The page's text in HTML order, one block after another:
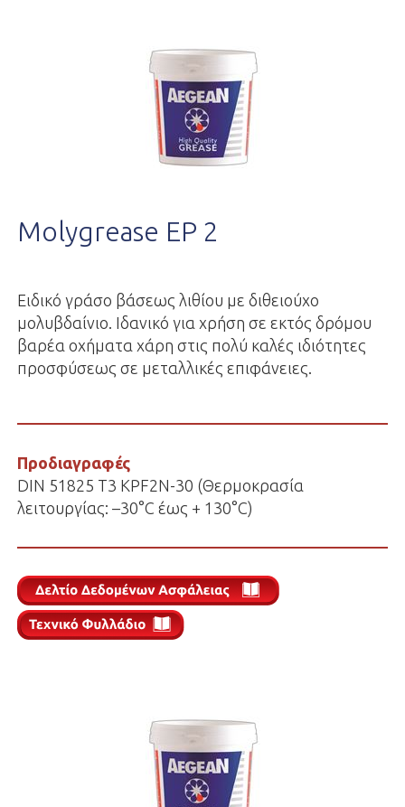
Molygrease EP 2
Ειδικό γράσο βάσεως λιθίου με διθειούχο
μολυβδαίνιο. Ιδανικό για χρήση σε εκτός δρόμου
βαρέα οχήματα χάρη στις πολύ καλές ιδιότητες
προσφύσεως σε μεταλλικές επιφάνειες.
Προδιαγραφές
DIN 51825 T3 KPF2N-30 (Θερμοκρασία
λειτουργίας: –30°C έως + 130°C)